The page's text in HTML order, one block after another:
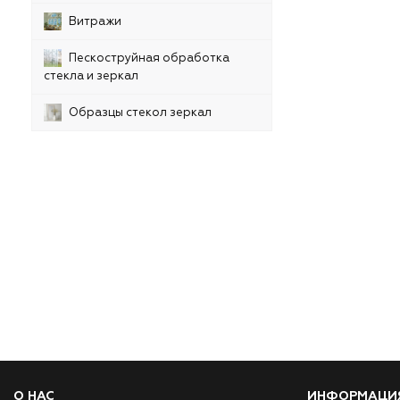
Витражи
Пескоструйная обработка
стекла и зеркал
Образцы стекол зеркал
О НАС